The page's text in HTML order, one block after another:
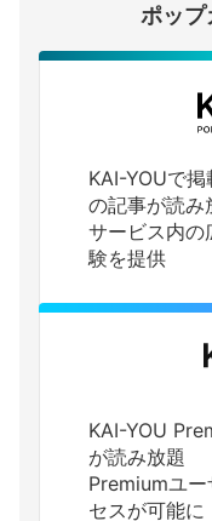
ポップ
KAI-YOUで
の記事が読み
サービス内の
験を提供
KAI-YOU
が読み放題
Premiumユー
セスが可能に